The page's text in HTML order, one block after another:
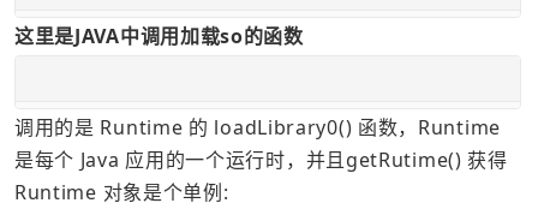
这里是JAVA中调用加载so的函数
调用的是 Runtime 的 loadLibrary0() 函数，Runtime
是每个 Java 应用的一个运行时，并且getRutime() 获得
Runtime 对象是个单例: